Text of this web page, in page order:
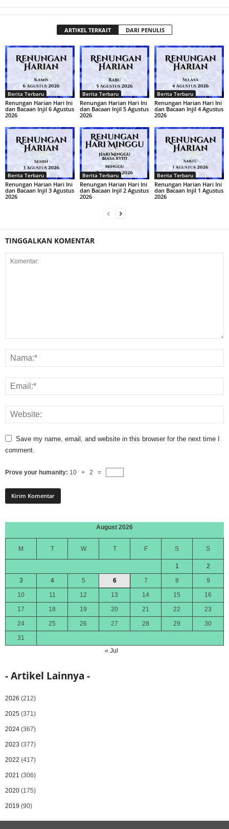
ARTIKEL TERKAIT DARI PENULIS
Berita Terbaru
Renungan Harian Hari Ini
dan Bacaan Injil 6 Agustus
2026
Berita Terbaru
Renungan Harian Hari Ini
dan Bacaan Injil 5 Agustus
2026
Berita Terbaru
Renungan Harian Hari Ini
dan Bacaan Injil 4 Agustus
2026
Berita Terbaru
Renungan Harian Hari Ini
dan Bacaan Injil 3 Agustus
2026
Berita Terbaru
Renungan Harian Hari Ini
dan Bacaan Injil 2 Agustus
2026
Berita Terbaru
Renungan Harian Hari Ini
dan Bacaan Injil 1 Agustus
2026
TINGGALKAN KOMENTAR
Save my name, email, and website in this browser for the next time I
comment.
Prove your humanity: 10 + 2 =
August 2026
M T W T F S S
1
2
3
4 5 6 7 8
9
10
11 12 13 14 15
16
17
18 19 20 21 22
23
24
25 26 27 28 29
30
31
« Jul
- Artikel Lainnya -
2026 (212)
2025 (371)
2024 (367)
2023 (377)
2022 (417)
2021 (306)
2020 (175)
2019 (90)